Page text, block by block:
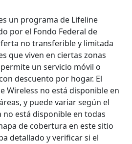
un programa de Lifeline
por el Fondo Federal de
no transferible y limitada
que viven en ciertas zonas
un servicio móvil o
descuento por hogar. El
Wireless no está disponible en
y puede variar según el
no está disponible en todas
de cobertura en este sitio
detallado y verificar si el